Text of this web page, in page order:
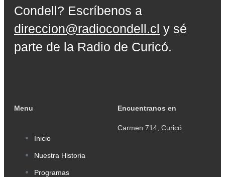
Condell? Escríbenos a
direccion@radiocondell.cl y sé
parte de la Radio de Curicó.
Menu
Inicio
Nuestra Historia
Programas
Encuentranos en
Carmen 714, Curicó